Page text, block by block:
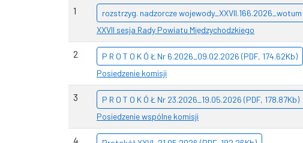
1
rozstrzyg. nadzorcze wojewody_XXVII.166.2026_wotum
XXVII sesja Rady Powiatu Międzychodzkiego
2
P R O T O K Ó Ł Nr 6.2026_09.02.2026 (PDF, 174.62Kb)
Posiedzenie komisji
3
P R O T O K Ó Ł Nr 23.2026_19.05.2026 (PDF, 178.87Kb)
Posiedzenie wspólne komisji
4